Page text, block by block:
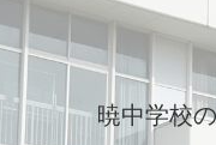
暁中学校